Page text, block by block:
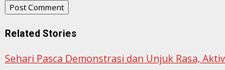
Related Stories
Sehari Pasca Demonstrasi dan Unjuk Rasa,